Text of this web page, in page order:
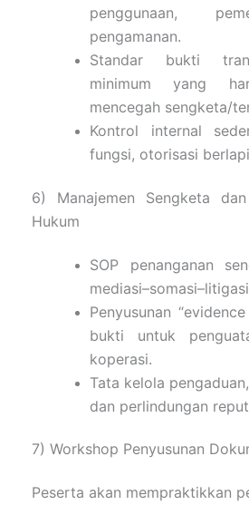
penggunaan,
pengamanan.
Standar bukti
minimum yang
mencegah sengketa/
Kontrol internal
fungsi, otorisasi
6) Manajemen Sengketa
Hukum
SOP penanganan
Penyusunan
bukti untuk
koperasi.
Tata kelola
dan perlindungan
7) Workshop Penyusunan
Peserta akan mempraktikkan